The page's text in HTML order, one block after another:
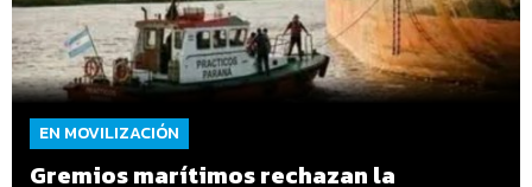
EN MOVILIZACIÓN
Gremios marítimos rechazan la